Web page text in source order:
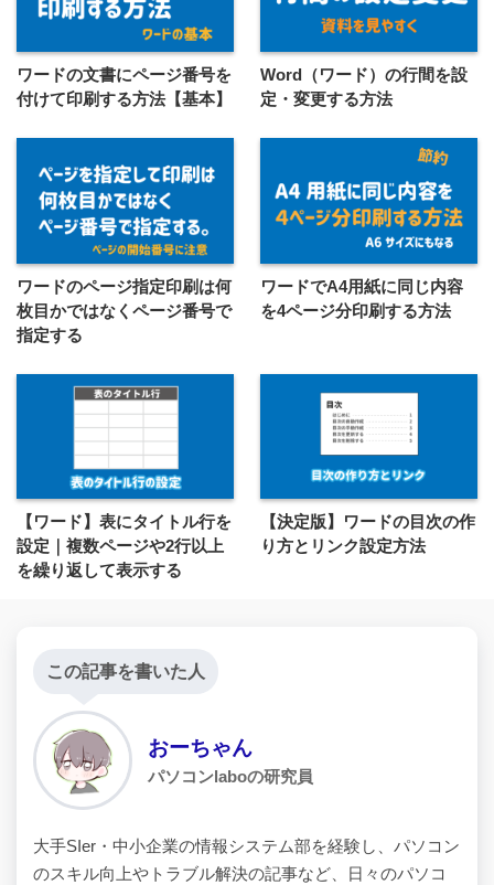
ワードの文書にページ番号を
付けて印刷する方法【基本】
Word（ワード）の行間を設
定・変更する方法
ワードのページ指定印刷は何
枚目かではなくページ番号で
指定する
ワードでA4用紙に同じ内容
を4ページ分印刷する方法
【ワード】表にタイトル行を
設定｜複数ページや2行以上
を繰り返して表示する
【決定版】ワードの目次の作
り方とリンク設定方法
この記事を書いた人
おーちゃん
パソコンlaboの研究員
大手SIer・中小企業の情報システム部を経験し、パソコン
のスキル向上やトラブル解決の記事など、日々のパソコ